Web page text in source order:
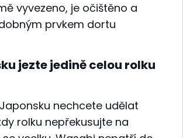
vyvezeno, je očištěno a
prvkem dortu
jezte jedině celou rolku
nechcete udělat
rolku nepřekusujte na